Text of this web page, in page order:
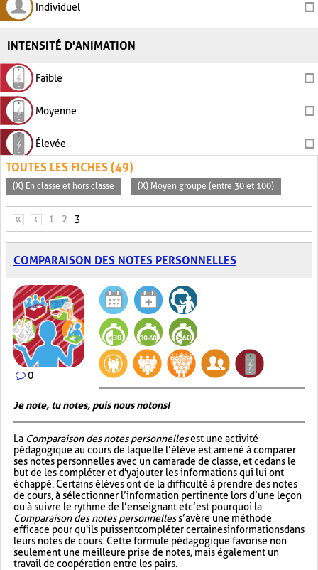
Individuel
INTENSITÉ D'ANIMATION
Faible
Moyenne
Élevée
TOUTES LES FICHES (49)
(X) En classe et hors classe (X) Moyen groupe (entre 30 et 100)
PAGES
« ‹ 1 2 3
COMPARAISON DES NOTES PERSONNELLES
0
Je note, tu notes, puis nous notons!
La Comparaison des notes personnellesest une activité
pédagogique au cours de laquelle l’élève est amené à comparer
ses notes personnelles avec un camarade de classe, et ce dans le
but de les compléter et d'y ajouter les informations qui lui ont
échappé. Certains élèves ont de la difficulté à prendre des notes
de cours, à sélectionner l’information pertinente lors d’une leçon
ou à suivre le rythme de l’enseignant et c’est pourquoi la
Comparaison des notes personnelless’avère une méthode
efficace pour qu'ils puissent compléter certaines informations dans
leurs notes de cours. Cette formule pédagogique favorise non
seulement une meilleure prise de notes, mais également un
travail de coopération entre les pairs.